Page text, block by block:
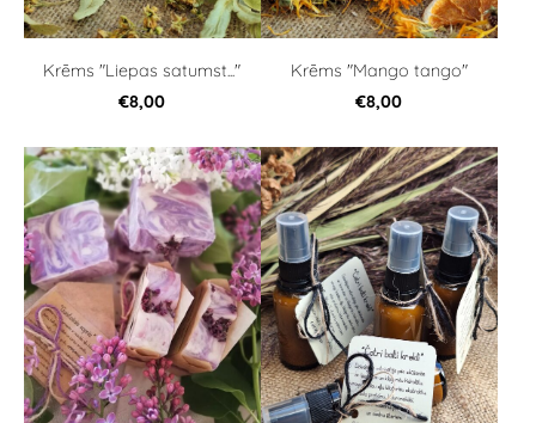
Krēms "Liepas satumst..."
€8,00
Krēms "Mango tango"
€8,00